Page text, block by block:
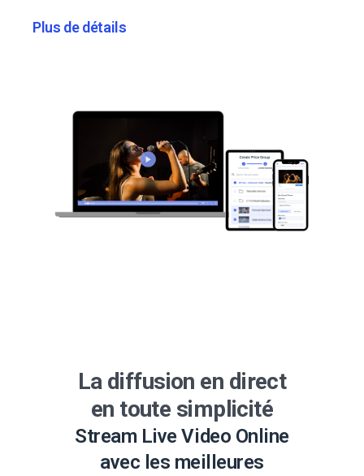
Plus de détails
La diffusion en direct
en toute simplicité
Stream Live Video Online
avec les meilleures